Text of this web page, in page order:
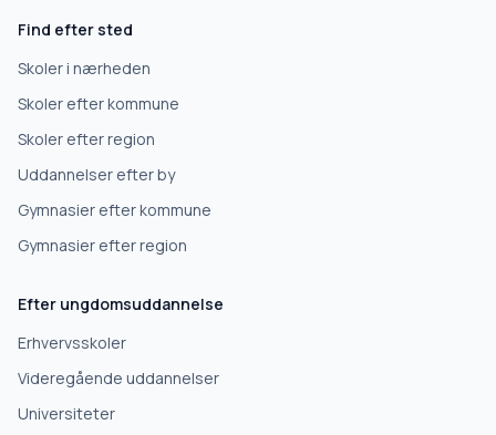
Erhvervsuddannelse
Højskole
Videregående uddannelse
Deles kun med gymnasier, der matcher det, du søger.
Find efter sted
Skoler i nærheden
Skoler efter kommune
Skoler efter region
Uddannelser efter by
Gymnasier efter kommune
Gymnasier efter region
Efter ungdomsuddannelse
Erhvervsskoler
Videregående uddannelser
Universiteter